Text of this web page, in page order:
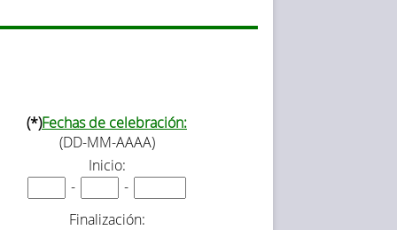
(*)Fechas de celebración:
(DD-MM-AAAA)
Inicio:
-
-
Finalización: